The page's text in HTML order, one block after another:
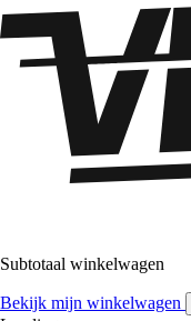
Subtotaal winkelwagen
Bekijk mijn winkelwagen